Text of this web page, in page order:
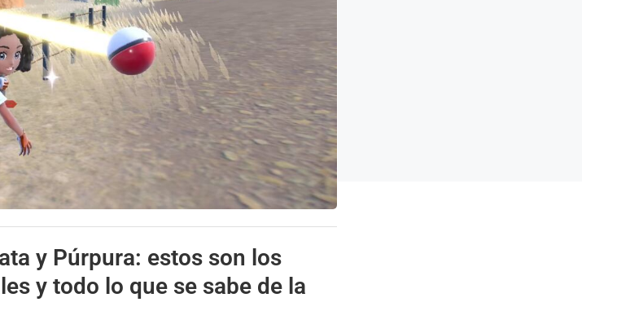
y Púrpura: estos son los
y todo lo que se sabe de la